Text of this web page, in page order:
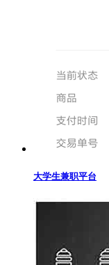
大学生兼职平台